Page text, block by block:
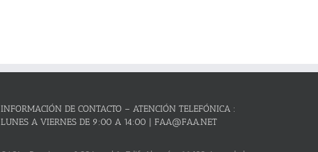
INFORMACIÓN DE CONTACTO – ATENCIÓN TELEFÓNICA :
LUNES A VIERNES DE 9:00 A 14:00 | FAA@FAA.NET